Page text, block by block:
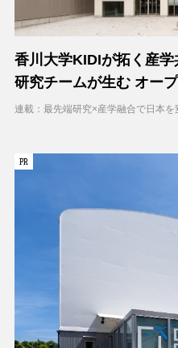
香川大学KIDIが拓く産
研究チームが生む オー
連載：最先端研究×産学融合で日本
PR
PR